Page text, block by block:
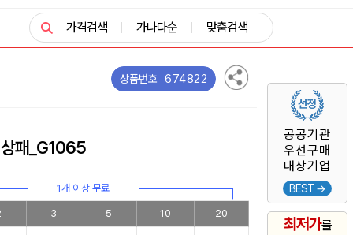
공공기관
우선구매
대상기업
BEST →
최저가를
가격검색 가나다순 맞춤검색
상품번호 674822
패_G1065
1개 이상 무료
3 5 10 20